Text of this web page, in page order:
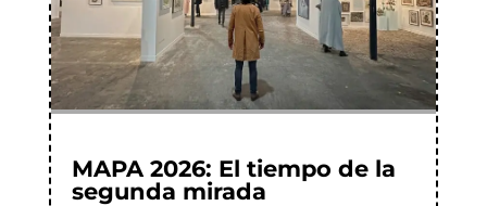
MAPA 2026: El tiempo de la
segunda mirada